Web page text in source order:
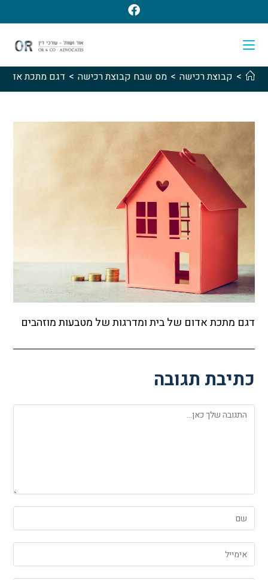
> קבוצת רכישה > מס שבח קבוצת רכישה > דגם מתכת אדום
דגם מתכת אדום של בית ומדרגות של מטבעות מוזהבים
כתיבת תגובה